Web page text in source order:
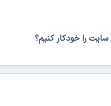
را خودکار کنیم؟